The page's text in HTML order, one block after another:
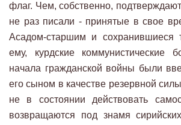
флаг. Чем, собственно,
не раз писали - принятые в свое
Асадом-старшим и сохранившиеся
ему, курдские коммунистические
начала гражданской войны были
его сыном в качестве резервной
не в состоянии действовать
возвращаются под знамя